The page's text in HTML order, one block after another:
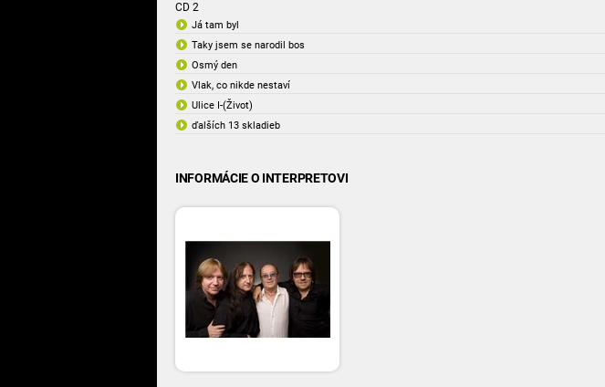
CD 2
Já tam byl
Taky jsem se narodil bos
Osmý den
Vlak, co nikde nestaví
Ulice I-(Život)
ďalších 13 skladieb
INFORMÁCIE O INTERPRETOVI